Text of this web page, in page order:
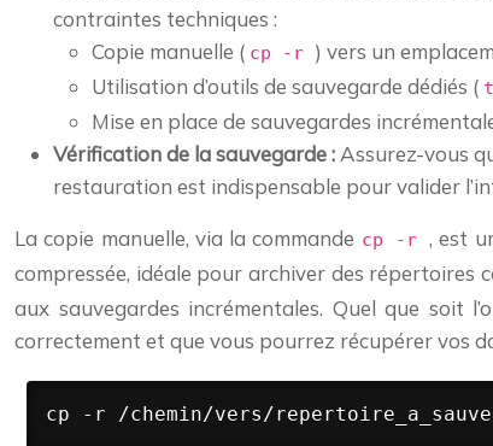
contraintes techniques :
Copie manuelle ( cp -r ) vers un
Utilisation d’outils de sauvegarde dédiés (
Mise en place de sauvegardes
Vérification de la sauvegarde : Assurez-vous
restauration est indispensable pour valider
La copie manuelle, via la commande cp -r, est
compressée, idéale pour archiver des répertoires
aux sauvegardes incrémentales. Quel que soit
correctement et que vous pourrez récupérer vos
cp -r /chemin/vers/